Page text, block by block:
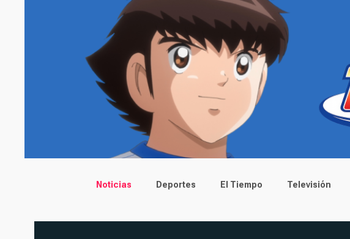
Main menu
Noticias Deportes El Tiempo Televisión